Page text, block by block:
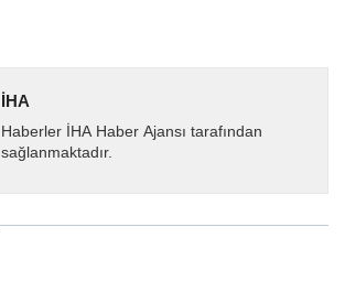
İHA
Haberler İHA Haber Ajansı tarafından
sağlanmaktadır.